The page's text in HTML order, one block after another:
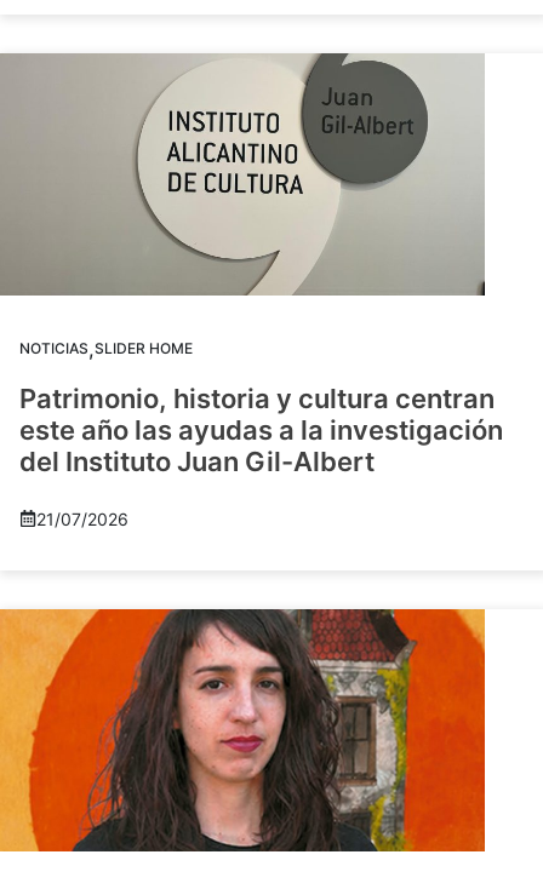
NOTICIAS,SLIDER HOME
Patrimonio, historia y cultura centran
este año las ayudas a la investigación
del Instituto Juan Gil-Albert
21/07/2026